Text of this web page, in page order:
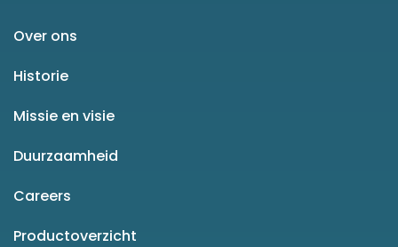
Over ons
Historie
Missie en visie
Duurzaamheid
Careers
Productoverzicht